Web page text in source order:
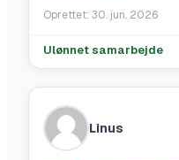
Oprettet: 30. jun. 2026
Ulønnet samarbejde
Linus